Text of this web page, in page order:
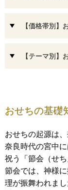
【価格帯別】
【テーマ別】
おせちの基礎
おせちの起源は
奈良時代の宮中
祝う「節会（せ
節会では、神様
理が振舞われまし